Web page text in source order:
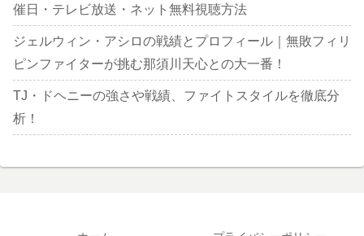
催日・テレビ放送・ネット無料視聴方法
ジェルウィン・アシロの戦績とプロフィール｜無敗フィリ
ピンファイターが挑む那須川天心との大一番！
TJ・ドヘニーの強さや戦績、ファイトスタイルを徹底分
析！